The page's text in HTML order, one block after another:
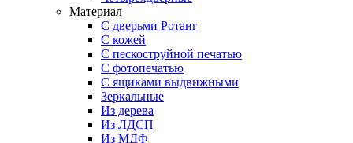
Материал
C дверьми Ротанг
C кожей
C пескоструйной печатью
C фотопечатью
C ящиками выдвижными
Зеркальные
Из дерева
Из ЛДСП
Из МДФ